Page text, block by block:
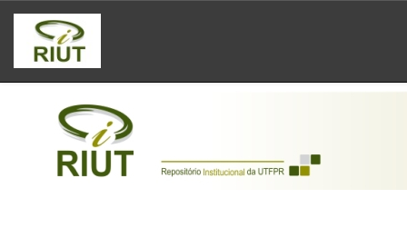
Skip
navigation